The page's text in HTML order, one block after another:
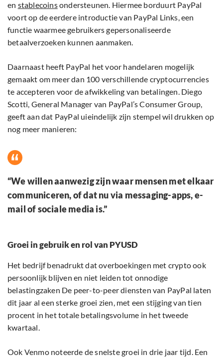
en stablecoinsondersteunen. Hiermee borduurt PayPal
voort op de eerdere introductie van PayPal Links, een
functie waarmee gebruikers gepersonaliseerde
betaalverzoeken kunnen aanmaken.
Daarnaast heeft PayPal het voor handelaren mogelijk
gemaakt om meer dan 100 verschillende cryptocurrencies
te accepteren voor de afwikkeling van betalingen. Diego
Scotti, General Manager van PayPal’s Consumer Group,
geeft aan dat PayPal uieindelijk zijn stempel wil drukken op
nog meer manieren:
“We willen aanwezig zijn waar mensen met elkaar
communiceren, of dat nu via messaging-apps, e-
mail of sociale media is.”
Groei in gebruik en rol van PYUSD
Het bedrijf benadrukt dat overboekingen met crypto ook
persoonlijk blijven en niet leiden tot onnodige
belastingzaken De peer-to-peer diensten van PayPal laten
dit jaar al een sterke groei zien, met een stijging van tien
procent in het totale betalingsvolume in het tweede
kwartaal.
Ook Venmo noteerde de snelste groei in drie jaar tijd. Een